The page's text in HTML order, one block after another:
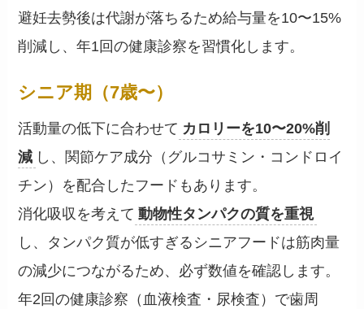
避妊去勢後は代謝が落ちるため給与量を10〜15%
削減し、年1回の健康診察を習慣化します。
シニア期（7歳〜）
活動量の低下に合わせて カロリーを10〜20%削
減 し、関節ケア成分（グルコサミン・コンドロイ
チン）を配合したフードもあります。
消化吸収を考えて 動物性タンパクの質を重視
し、タンパク質が低すぎるシニアフードは筋肉量
の減少につながるため、必ず数値を確認します。
年2回の健康診察（血液検査・尿検査）で歯周